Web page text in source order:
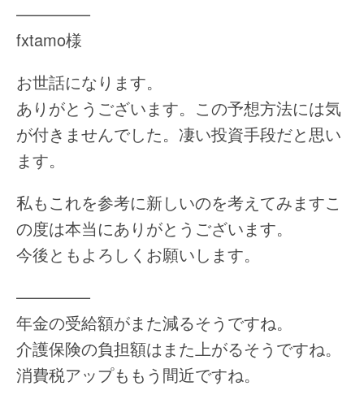
————–
fxtamo様
お世話になります。
ありがとうございます。この予想方法には気
が付きませんでした。凄い投資手段だと思い
ます。
私もこれを参考に新しいのを考えてみますこ
の度は本当にありがとうございます。
今後ともよろしくお願いします。
————–
年金の受給額がまた減るそうですね。
介護保険の負担額はまた上がるそうですね。
消費税アップももう間近ですね。